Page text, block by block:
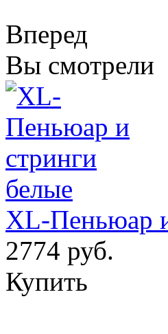
Вперед
Вы смотрели
XL-Пеньюар
2774 руб.
Купить